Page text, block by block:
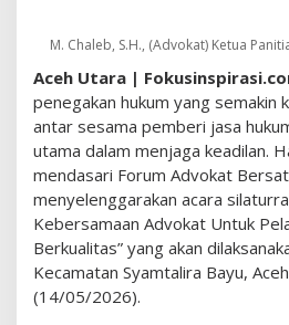
a
w
a
h
P
r
o
f
e
s
i
,
M. Chaleb, S.H., (Advokat) Ketua
Aceh Utara |
penegakan hukum yang semakin
antar sesama pemberi jasa
utama dalam menjaga keadilan.
mendasari Forum Advokat
menyelenggarakan acara
Kebersamaan Advokat Untuk
Berkualitas” yang akan
Kecamatan Syamtalira Bayu,
(14/05/2026).